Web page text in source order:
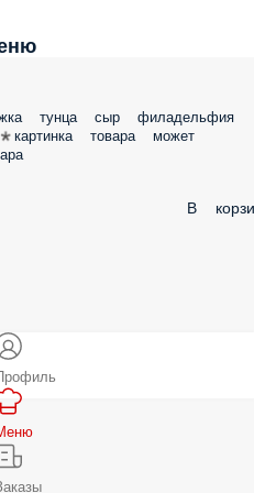
тунца сыр филадельфия
товара может
В